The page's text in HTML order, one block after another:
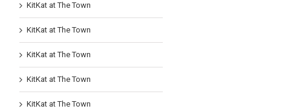
KitKat at The Town
KitKat at The Town
KitKat at The Town
KitKat at The Town
KitKat at The Town